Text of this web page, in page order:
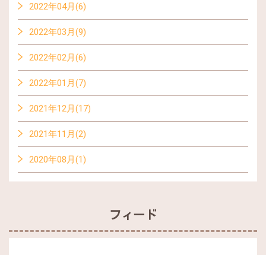
2022年04月(6)
2022年03月(9)
2022年02月(6)
2022年01月(7)
2021年12月(17)
2021年11月(2)
2020年08月(1)
フィード